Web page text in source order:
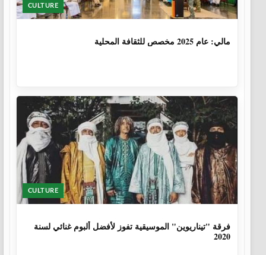
CULTURE
مالي: عام 2025 مخصص للثقافة المحلية
CULTURE
فرقة "تيناريوين" الموسيقية تفوز لأفضل ألبوم غنائي لسنة
2020